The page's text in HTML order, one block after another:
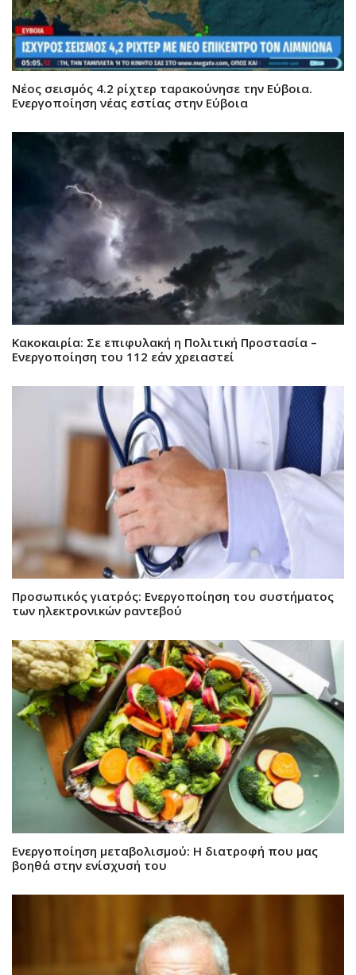
Νέος σεισμός 4.2 ρίχτερ ταρακούνησε την Εύβοια.
Ενεργοποίηση νέας εστίας στην Εύβοια
Κακοκαιρία: Σε επιφυλακή η Πολιτική Προστασία –
Ενεργοποίηση του 112 εάν χρειαστεί
Προσωπικός γιατρός: Ενεργοποίηση του συστήματος
των ηλεκτρονικών ραντεβού
Ενεργοποίηση μεταβολισμού: Η διατροφή που μας
βοηθά στην ενίσχυσή του